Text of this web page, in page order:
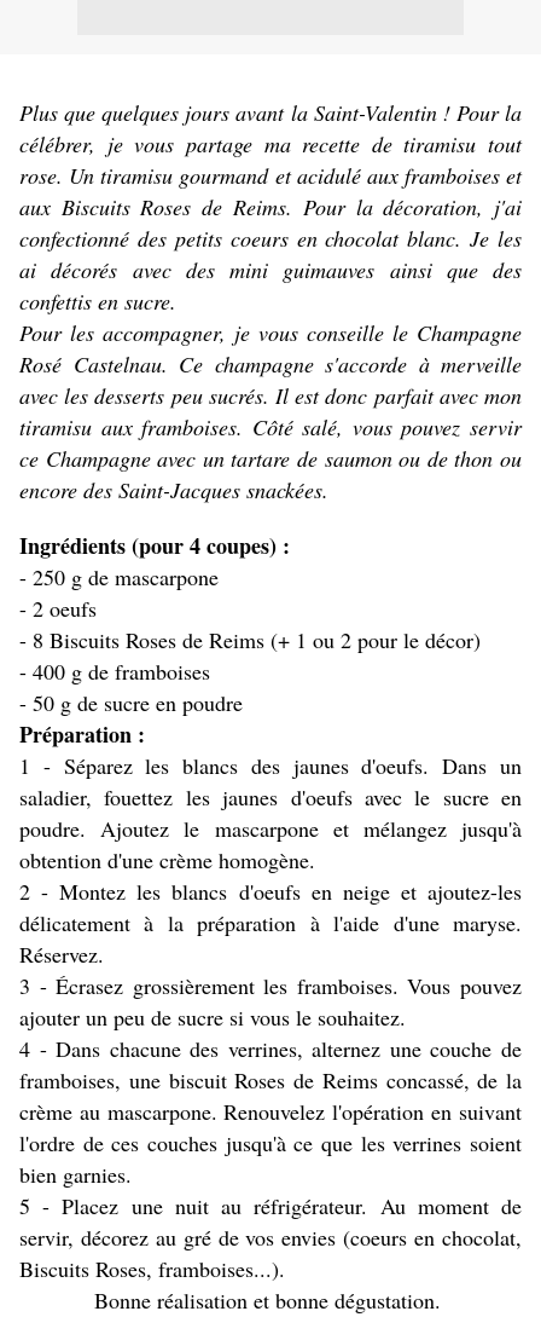
Plus que quelques jours avant la Saint-Valentin ! Pour la
célébrer, je vous partage ma recette de tiramisu tout
rose. Un tiramisu gourmand et acidulé aux framboises et
aux Biscuits Roses de Reims. Pour la décoration, j'ai
confectionné des petits coeurs en chocolat blanc. Je les
ai décorés avec des mini guimauves ainsi que des
confettis en sucre.
Pour les accompagner, je vous conseille le Champagne
Rosé Castelnau. Ce champagne s'accorde à merveille
avec les desserts peu sucrés. Il est donc parfait avec mon
tiramisu aux framboises. Côté salé, vous pouvez servir
ce Champagne avec un tartare de saumon ou de thon ou
encore des Saint-Jacques snackées.
Ingrédients (pour 4 coupes) :
- 250 g de mascarpone
- 2 oeufs
- 8 Biscuits Roses de Reims (+ 1 ou 2 pour le décor)
- 400 g de framboises
- 50 g de sucre en poudre
Préparation :
1 - Séparez les blancs des jaunes d'oeufs. Dans un
saladier, fouettez les jaunes d'oeufs avec le sucre en
poudre. Ajoutez le mascarpone et mélangez jusqu'à
obtention d'une crème homogène.
2 - Montez les blancs d'oeufs en neige et ajoutez-les
délicatement à la préparation à l'aide d'une maryse.
Réservez.
3 - Écrasez grossièrement les framboises. Vous pouvez
ajouter un peu de sucre si vous le souhaitez.
4 - Dans chacune des verrines, alternez une couche de
framboises, une biscuit Roses de Reims concassé, de la
crème au mascarpone. Renouvelez l'opération en suivant
l'ordre de ces couches jusqu'à ce que les verrines soient
bien garnies.
5 - Placez une nuit au réfrigérateur. Au moment de
servir, décorez au gré de vos envies (coeurs en chocolat,
Biscuits Roses, framboises...).
Bonne réalisation et bonne dégustation.